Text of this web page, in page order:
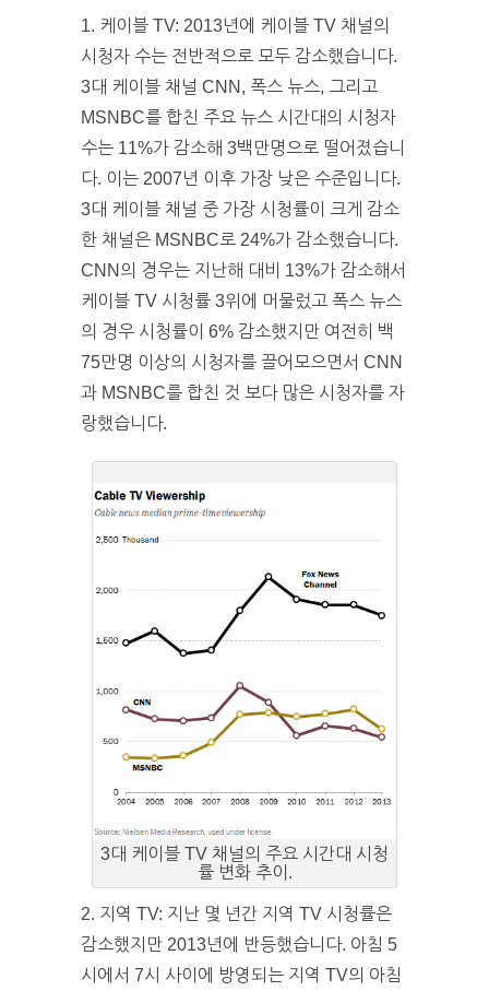
1. 케이블 TV: 2013년에 케이블 TV 채널의
시청자 수는 전반적으로 모두 감소했습니다.
3대 케이블 채널 CNN, 폭스 뉴스, 그리고
MSNBC를 합친 주요 뉴스 시간대의 시청자
수는 11%가 감소해 3백만명으로 떨어졌습니
다. 이는 2007년 이후 가장 낮은 수준입니다.
3대 케이블 채널 중 가장 시청률이 크게 감소
한 채널은 MSNBC로 24%가 감소했습니다.
CNN의 경우는 지난해 대비 13%가 감소해서
케이블 TV 시청률 3위에 머물렀고 폭스 뉴스
의 경우 시청률이 6% 감소했지만 여전히 백
75만명 이상의 시청자를 끌어모으면서 CNN
과 MSNBC를 합친 것 보다 많은 시청자를 자
랑했습니다.
3대 케이블 TV 채널의 주요 시간대 시청
률 변화 추이.
2. 지역 TV: 지난 몇 년간 지역 TV 시청률은
감소했지만 2013년에 반등했습니다. 아침 5
시에서 7시 사이에 방영되는 지역 TV의 아침